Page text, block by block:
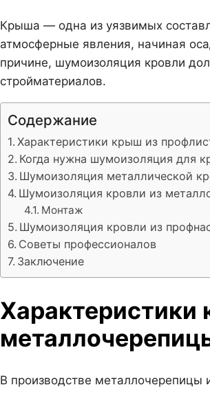
Крыша — одна из уязвимых
атмосферные явления, начиная
причине, шумоизоляция кровли
стройматериалов.
Содержание
Характеристики крыш из
Когда нужна шумоизоляция для
Шумоизоляция металлической
Шумоизоляция кровли из
Монтаж
Шумоизоляция кровли из
Советы профессионалов
Заключение
В производстве металлочерепицы